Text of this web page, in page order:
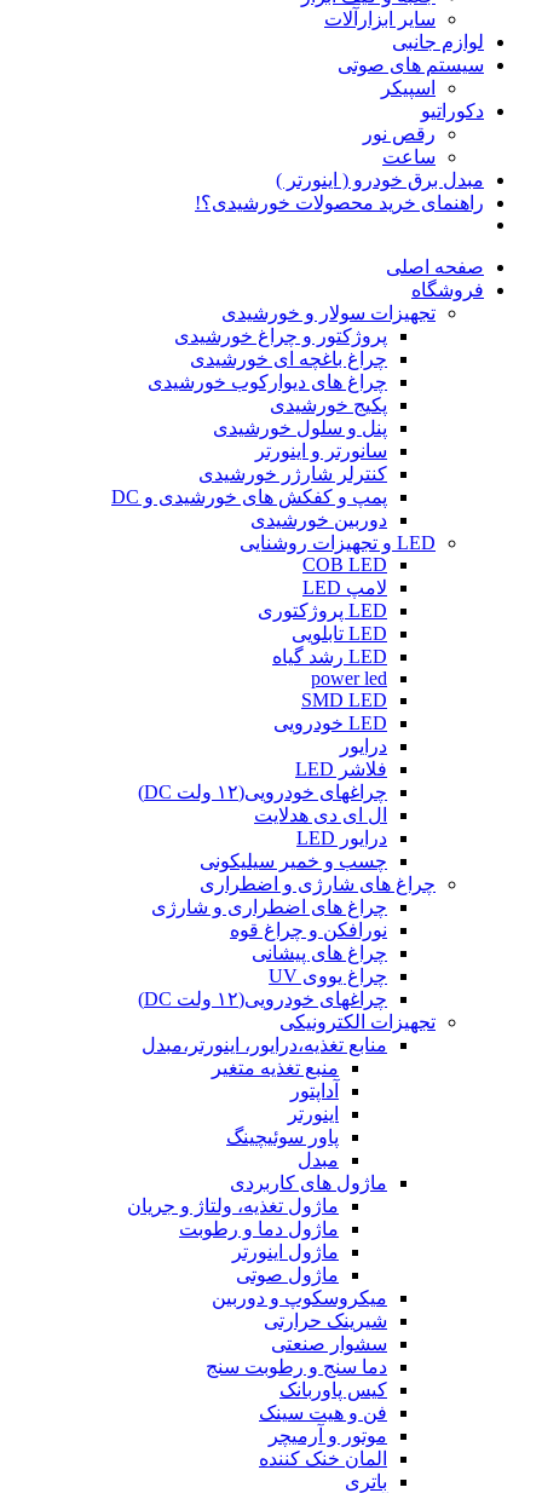
سایر ابزارآلات
لوازم جانبی
سیستم های صوتی
اسپیکر
دکوراتیو
رقص نور
ساعت
مبدل برق خودرو ( اینورتر )
راهنمای خرید محصولات خورشیدی؟!
صفحه اصلی
فروشگاه
تجهیزات سولار و خورشیدی
پروژکتور و چراغ خورشیدی
چراغ باغچه ای خورشیدی
چراغ های دیوارکوب خورشیدی
پکیج خورشیدی
پنل و سلول خورشیدی
سانورتر و اینورتر
کنترلر شارژر خورشیدی
پمپ و کفکش های خورشیدی و DC
دوربین خورشیدی
LED و تجهیزات روشنایی
COB LED
لامپ LED
LED پروژکتوری
LED تابلویی
LED رشد گیاه
power led
SMD LED
LED خودرویی
درایور
فلاشر LED
چراغهای خودرویی(۱۲ ولت DC)
ال ای دی هدلایت
درایور LED
چسب و خمیر سیلیکونی
چراغ های شارژی و اضطراری
چراغ های اضطراری و شارژی
نورافکن و چراغ قوه
چراغ های پیشانی
چراغ یووی UV
چراغهای خودرویی(۱۲ ولت DC)
تجهیزات الکترونیکی
منابع تغذیه،درایور، اینورتر،مبدل
منبع تغذیه متغیر
آداپتور
اینورتر
پاور سوئیچینگ
مبدل
ماژول های کاربردی
ماژول تغذیه، ولتاژ و جریان
ماژول دما و رطوبت
ماژول اینورتر
ماژول صوتی
میکروسکوپ و دوربین
شیرینک حرارتی
سشوار صنعتی
دما سنج و رطوبت سنج
کیس پاوربانک
فن و هیت سینک
موتور و آرمیچر
المان خنک کننده
باتری